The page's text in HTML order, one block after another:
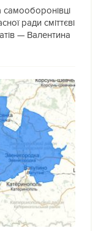
самооборонівці
ради сміттєві
— Валентина